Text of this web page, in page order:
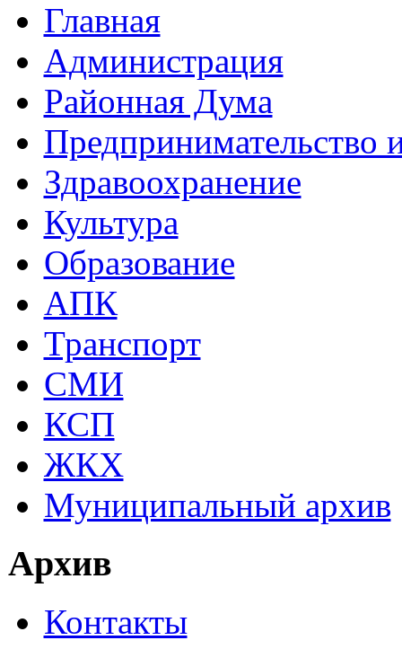
Главная
Администрация
Районная Дума
Предпринимательство
Здравоохранение
Культура
Образование
АПК
Транспорт
СМИ
КСП
ЖКХ
Муниципальный архив
Архив
Контакты